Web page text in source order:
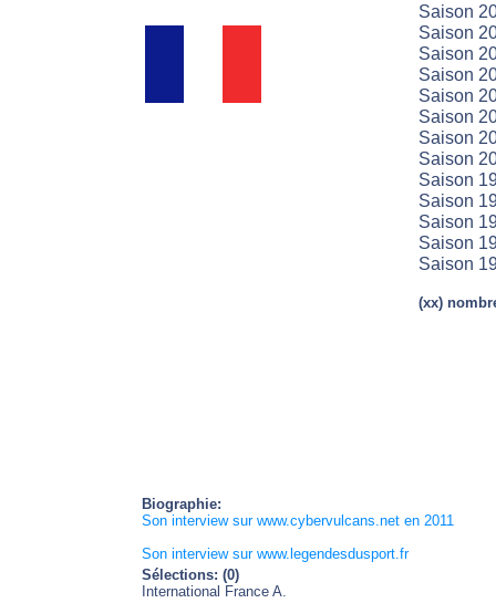
Saison
Saison
Saison
Saison
Saison
Saison
Saison
Saison
Saison
Saison
Saison
Saison
Saison
(xx)
Biographie:
Son interview sur www.cybervulcans.net en 2011
Son interview sur www.legendesdusport.fr
Sélections: (0)
International France A.